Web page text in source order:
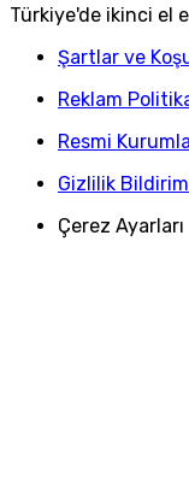
Türkiye'de ikinci el
Şartlar ve
Reklam
Resmi
Gizlilik
Çerez Ayarları